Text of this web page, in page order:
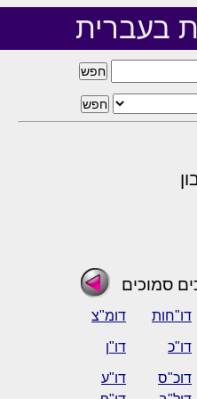
בעברית
סמוכים
דו"חות דומ"צ
דו"כ דו"ן
דוכ"ס
דו"ע